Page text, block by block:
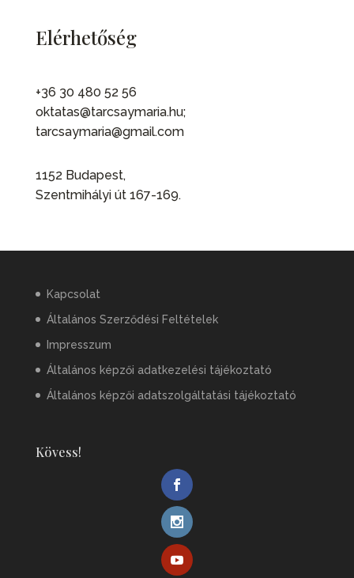
Elérhetőség
+36 30 480 52 56
oktatas@tarcsaymaria.hu;
tarcsaymaria@gmail.com
1152 Budapest,
Szentmihályi út 167-169.
Kapcsolat
Általános Szerződési Feltételek
Impresszum
Általános képzői adatkezelési tájékoztató
Általános képzői adatszolgáltatási tájékoztató
Kövess!